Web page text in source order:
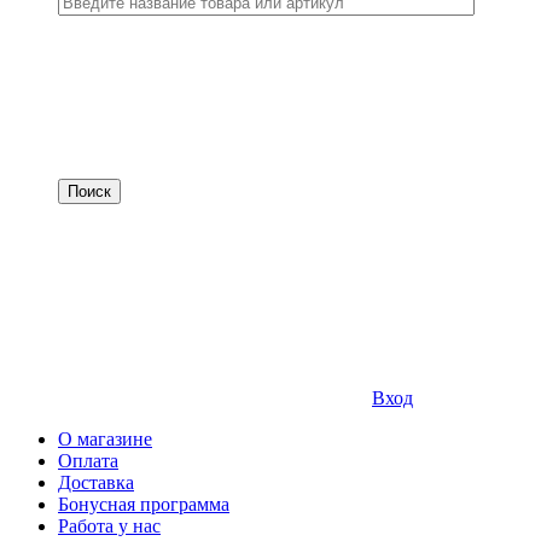
Вход
О магазине
Оплата
Доставка
Бонусная программа
Работа у нас